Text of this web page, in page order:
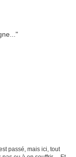
passé, mais ici, tout